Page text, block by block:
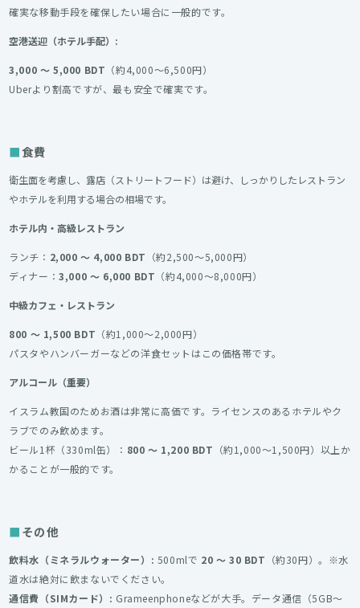
確実な移動手段を確保したい場合に一般的です。
空港送迎（ホテル手配）:
3,000 〜 5,000 BDT （約4,000〜6,500円）
Uberより割高ですが、最も安全で確実です。
食費
衛生面を考慮し、露店（ストリートフード）は避け、しっかりしたレストラン
やホテルを利用する場合の相場です。
ホテル内・高級レストラン
ランチ： 2,000 〜 4,000 BDT （約2,500〜5,000円）
ディナー：3,000 〜 6,000 BDT （約4,000〜8,000円）
中級カフェ・レストラン
800 〜 1,500 BDT （約1,000〜2,000円）
パスタやハンバーガーなどの洋食セットはこの価格帯です。
アルコール（重要）
イスラム教国のためお酒は非常に高価です。ライセンスのあるホテルやク
ラブでのみ飲めます。
ビール1杯（330ml缶）： 800 〜 1,200 BDT （約1,000〜1,500円）以上か
かることが一般的です。
その他
飲料水（ミネラルウォーター）: 500mlで 20 〜 30 BDT （約30円）。※水
道水は絶対に飲まないでください。
通信費（SIMカード）: Grameenphoneなどが大手。データ通信（5GB〜